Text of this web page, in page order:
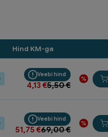
Hind KM-ga
5,50€
4,13 €
Veebi hind
69,00€
51,75 €
Veebi hind